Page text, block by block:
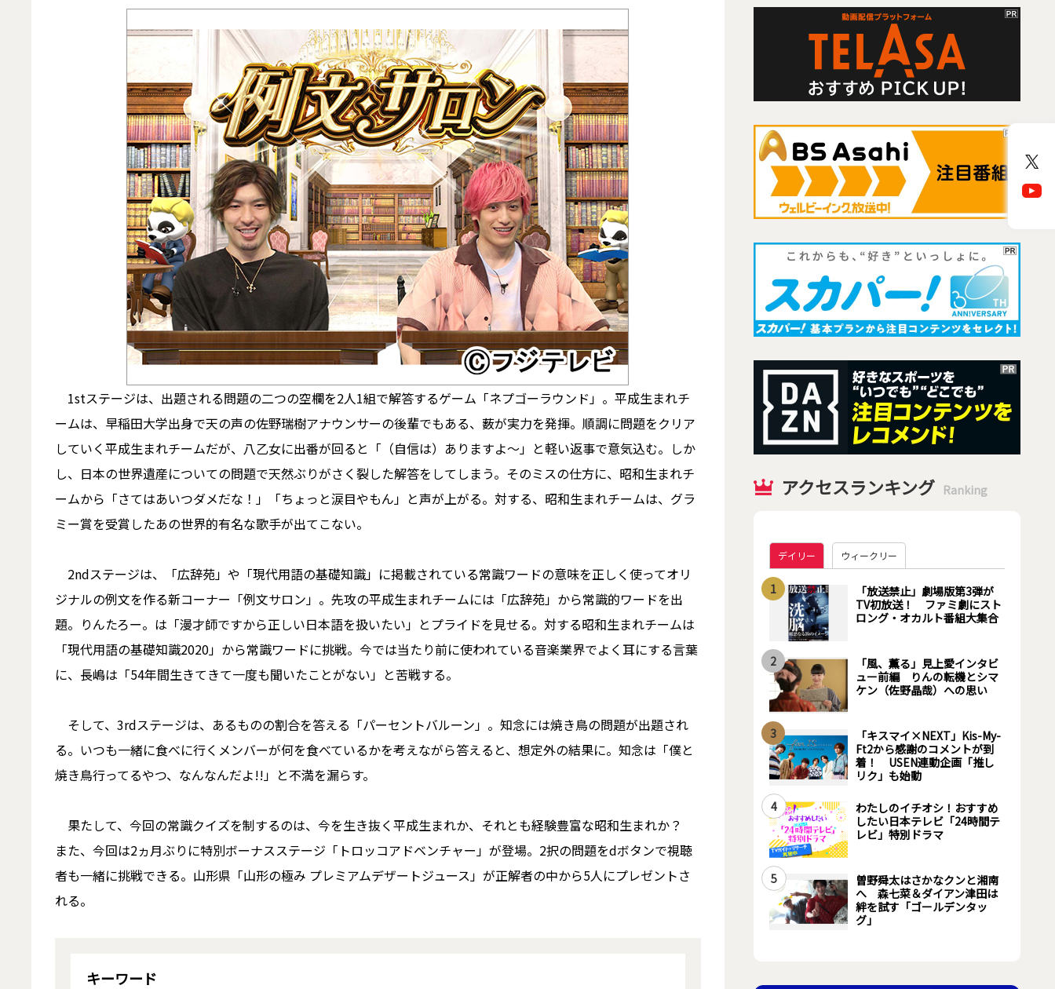
1stステージは、出題される問題の二つの空欄を2人1組で解答するゲーム「ネプゴーラウンド」。平成生まれチ
ームは、早稲田大学出身で天の声の佐野瑞樹アナウンサーの後輩でもある、薮が実力を発揮。順調に問題をクリア
していく平成生まれチームだが、八乙女に出番が回ると「（自信は）ありますよ〜」と軽い返事で意気込む。しか
し、日本の世界遺産についての問題で天然ぶりがさく裂した解答をしてしまう。そのミスの仕方に、昭和生まれチ
ームから「さてはあいつダメだな！」「ちょっと涙目やもん」と声が上がる。対する、昭和生まれチームは、グラ
ミー賞を受賞したあの世界的有名な歌手が出てこない。
2ndステージは、「広辞苑」や「現代用語の基礎知識」に掲載されている常識ワードの意味を正しく使ってオリ
ジナルの例文を作る新コーナー「例文サロン」。先攻の平成生まれチームには「広辞苑」から常識的ワードを出
題。りんたろー。は「漫才師ですから正しい日本語を扱いたい」とプライドを見せる。対する昭和生まれチームは
「現代用語の基礎知識2020」から常識ワードに挑戦。今では当たり前に使われている音楽業界でよく耳にする言葉
に、長嶋は「54年間生きてきて一度も聞いたことがない」と苦戦する。
そして、3rdステージは、あるものの割合を答える「パーセントバルーン」。知念には焼き鳥の問題が出題され
る。いつも一緒に食べに行くメンバーが何を食べているかを考えながら答えると、想定外の結果に。知念は「僕と
焼き鳥行ってるやつ、なんなんだよ!!」と不満を漏らす。
果たして、今回の常識クイズを制するのは、今を生き抜く平成生まれか、それとも経験豊富な昭和生まれか？
また、今回は2ヵ月ぶりに特別ボーナスステージ「トロッコアドベンチャー」が登場。2択の問題をdボタンで視聴
者も一緒に挑戦できる。山形県「山形の極み プレミアムデザートジュース」が正解者の中から5人にプレゼントさ
れる。
キーワード
アクセスランキング Ranking
デイリー ウィークリー
1
「放送禁止」劇場版第3弾が
TV初放送！ ファミ劇にスト
ロング・オカルト番組大集合
2
「風、薫る」見上愛インタビ
ュー前編 りんの転機とシマ
ケン（佐野晶哉）への思い
3
「キスマイ×NEXT」Kis-My-
Ft2から感謝のコメントが到
着！ USEN連動企画「推し
リク」も始動
4
わたしのイチオシ！おすすめ
したい日本テレビ「24時間テ
レビ」特別ドラマ
5
曽野舜太はさかなクンと湘南
へ 森七菜＆ダイアン津田は
絆を試す「ゴールデンタッ
グ」